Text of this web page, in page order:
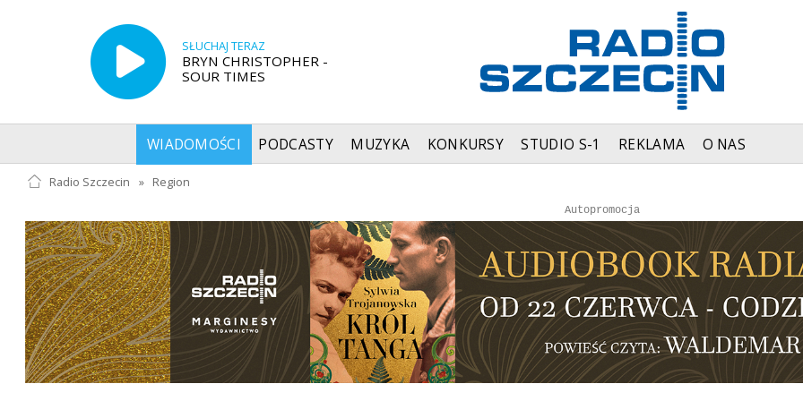
SŁUCHAJ TERAZ
BRYN CHRISTOPHER -
SOUR TIMES
WIADOMOŚCI PODCASTY MUZYKA KONKURSY STUDIO S-1 REKLAMA O NAS
Radio Szczecin » Region
Autopromocja
Reklama